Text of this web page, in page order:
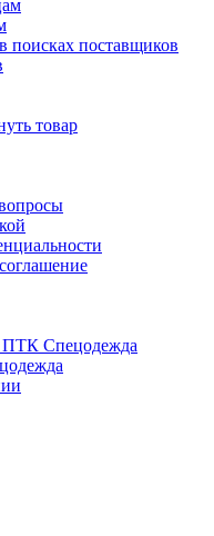
поставщиков
товар
Спецодежда